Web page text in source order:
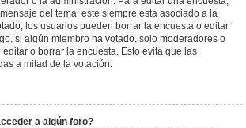
del tema; este siempre esta asociado a la
los usuarios pueden borrar la encuesta o editar
si algún miembro ha votado, solo moderadores o
o borrar la encuesta. Esto evita que las
a mitad de la votación.
a algún foro?